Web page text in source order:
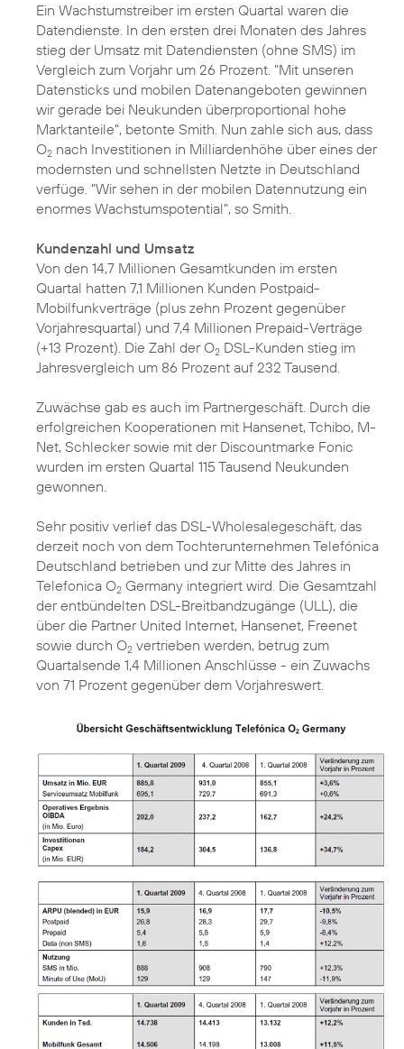
Ein Wachstumstreiber im ersten Quartal waren die
Datendienste. In den ersten drei Monaten des Jahres
stieg der Umsatz mit Datendiensten (ohne SMS) im
Vergleich zum Vorjahr um 26 Prozent. "Mit unseren
Datensticks und mobilen Datenangeboten gewinnen
wir gerade bei Neukunden überproportional hohe
Marktanteile", betonte Smith. Nun zahle sich aus, dass
O2 nach Investitionen in Milliardenhöhe über eines der
modernsten und schnellsten Netzte in Deutschland
verfüge. "Wir sehen in der mobilen Datennutzung ein
enormes Wachstumspotential", so Smith.
Kundenzahl und Umsatz
Von den 14,7 Millionen Gesamtkunden im ersten
Quartal hatten 7,1 Millionen Kunden Postpaid-
Mobilfunkverträge (plus zehn Prozent gegenüber
Vorjahresquartal) und 7,4 Millionen Prepaid-Verträge
(+13 Prozent). Die Zahl der O2 DSL-Kunden stieg im
Jahresvergleich um 86 Prozent auf 232 Tausend.
Zuwächse gab es auch im Partnergeschäft. Durch die
erfolgreichen Kooperationen mit Hansenet, Tchibo, M-
Net, Schlecker sowie mit der Discountmarke Fonic
wurden im ersten Quartal 115 Tausend Neukunden
gewonnen.
Sehr positiv verlief das DSL-Wholesalegeschäft, das
derzeit noch von dem Tochterunternehmen Telefónica
Deutschland betrieben und zur Mitte des Jahres in
Telefonica O2 Germany integriert wird. Die Gesamtzahl
der entbündelten DSL-Breitbandzugänge (ULL), die
über die Partner United Internet, Hansenet, Freenet
sowie durch O2 vertrieben werden, betrug zum
Quartalsende 1,4 Millionen Anschlüsse - ein Zuwachs
von 71 Prozent gegenüber dem Vorjahreswert.